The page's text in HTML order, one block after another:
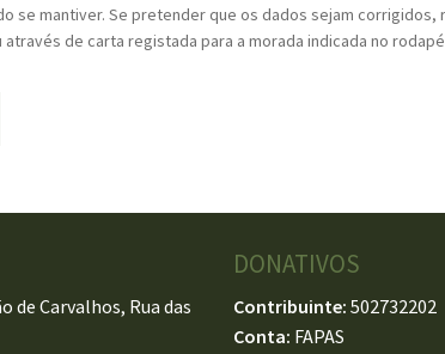
se mantiver. Se pretender que os dados sejam
de carta registada para a morada indicada no
de Carvalhos, Rua das
DONATIVOS
Contribuinte: 502732202
Conta: FAPAS